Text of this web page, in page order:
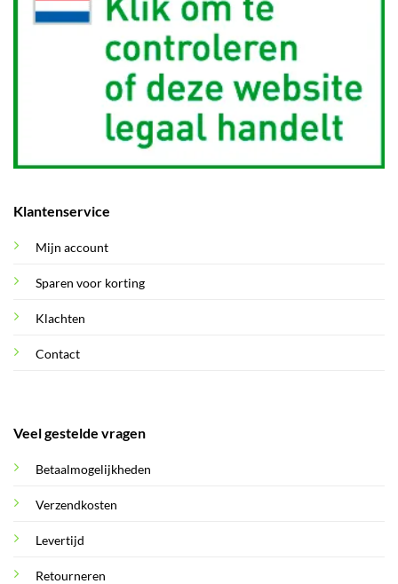
Klantenservice
Mijn account
Sparen voor korting
Klachten
Contact
Veel gestelde vragen
Betaalmogelijkheden
Verzendkosten
Levertijd
Retourneren